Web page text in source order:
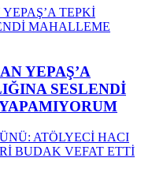
YEPAŞ’A
SESLENDİ